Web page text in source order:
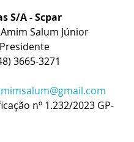
S/A - Scpar
Salum Júnior
3665-3271
nº 1.232/2023 GP-